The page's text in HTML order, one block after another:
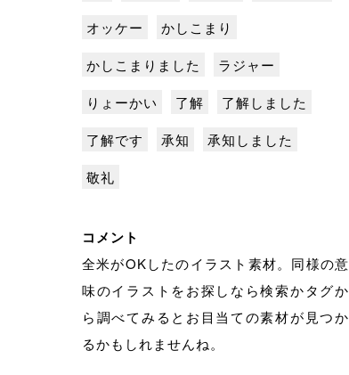
オッケー
かしこまり
かしこまりました
ラジャー
りょーかい
了解
了解しました
了解です
承知
承知しました
敬礼
コメント
全米がOKしたのイラスト素材。同様の意
味のイラストをお探しなら検索かタグか
ら調べてみるとお目当ての素材が見つか
るかもしれませんね。